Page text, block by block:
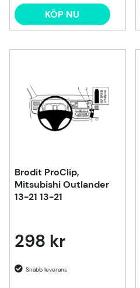
KÖP NU
Brodit ProClip,
Mitsubishi Outlander
13-21 13-21
298 kr